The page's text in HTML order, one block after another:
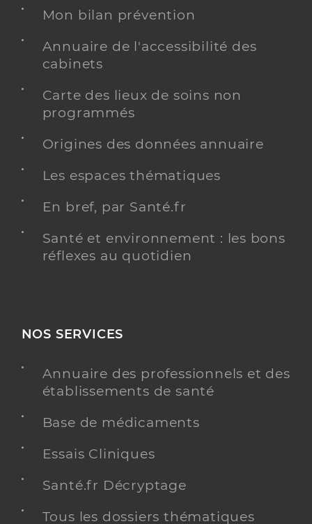
Mon bilan prévention
Annuaire de l'accessibilité des
cabinets
Carte des lieux de soins non
programmés
Origines des données annuaire
Les espaces thématiques
En bref, par Santé.fr
Santé et environnement : les bons
réflexes au quotidien
NOS SERVICES
Annuaire des professionnels et des
établissements de santé
Base de médicaments
Essais Cliniques
Santé.fr Décryptage
Tous les dossiers thématiques